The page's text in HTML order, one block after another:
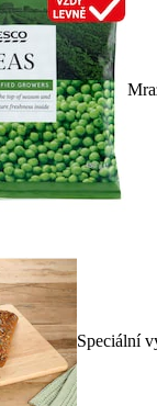
Speciální